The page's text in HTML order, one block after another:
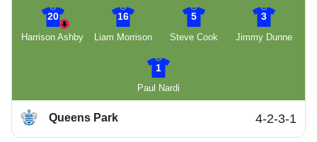
20
Harrison Ashby
16
Liam Morrison
5
Steve Cook
3
Jimmy Dunne
1
Paul Nardi
Queens Park 4-2-3-1